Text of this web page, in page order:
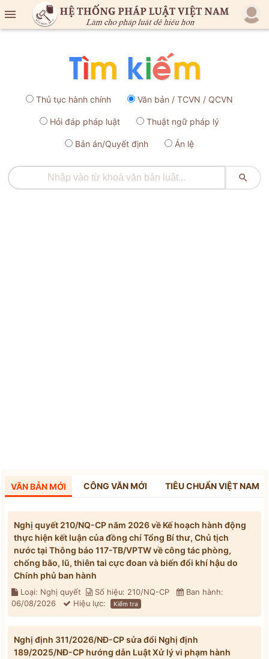

Thủ tục hành chính Văn bản / TCVN / QCVN
Hỏi đáp pháp luật Thuật ngữ pháp lý
Bản án/Quyết định Án lệ

VĂN BẢN MỚI CÔNG VĂN MỚI TIÊU CHUẨN VIỆT NAM
Nghị quyết 210/NQ-CP năm 2026 về Kế hoạch hành động
thực hiện kết luận của đồng chí Tổng Bí thư, Chủ tịch
nước tại Thông báo 117-TB/VPTW về công tác phòng,
chống bão, lũ, thiên tai cực đoan và biến đổi khí hậu do
Chính phủ ban hành
Loại: Nghị quyết Số hiệu: 210/NQ-CP
Ban hành:
06/08/2026
Hiệu lực: Kiểm tra
Nghị định 311/2026/NĐ-CP sửa đổi Nghị định
189/2025/NĐ-CP hướng dẫn Luật Xử lý vi phạm hành